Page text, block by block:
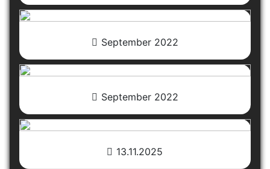
September 2022
September 2022
13.11.2025